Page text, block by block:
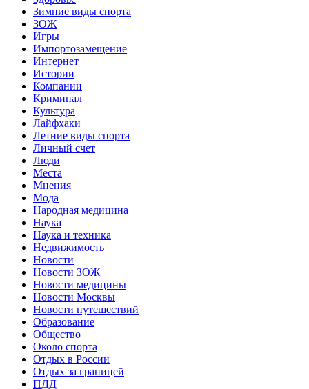
Зимние виды спорта
ЗОЖ
Игры
Импортозамещение
Интернет
Истории
Компании
Криминал
Культура
Лайфхаки
Летние виды спорта
Личный счет
Люди
Места
Мнения
Мода
Народная медицина
Наука
Наука и техника
Недвижимость
Новости
Новости ЗОЖ
Новости медицины
Новости Москвы
Новости путешествий
Образование
Общество
Около спорта
Отдых в России
Отдых за границей
ПДД